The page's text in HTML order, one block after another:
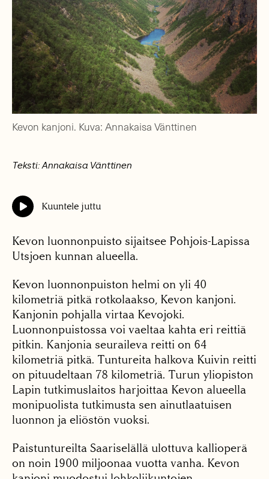
Kevon kanjoni. Kuva: Annakaisa Vänttinen
Teksti: Annakaisa Vänttinen
Kuuntele juttu
Kevon luonnonpuisto sijaitsee Pohjois-Lapissa
Utsjoen kunnan alueella.
Kevon luonnonpuiston helmi on yli 40
kilometriä pitkä rotkolaakso, Kevon kanjoni.
Kanjonin pohjalla virtaa Kevojoki.
Luonnonpuistossa voi vaeltaa kahta eri reittiä
pitkin. Kanjonia seuraileva reitti on 64
kilometriä pitkä. Tuntureita halkova Kuivin reitti
on pituudeltaan 78 kilometriä. Turun yliopiston
Lapin tutkimuslaitos harjoittaa Kevon alueella
monipuolista tutkimusta sen ainutlaatuisen
luonnon ja eliöstön vuoksi.
Paistuntureilta Saariselällä ulottuva kallioperä
on noin 1900 miljoonaa vuotta vanha. Kevon